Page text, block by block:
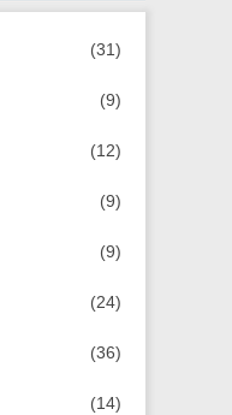
(31)
(9)
(12)
(9)
(9)
(24)
(36)
(14)